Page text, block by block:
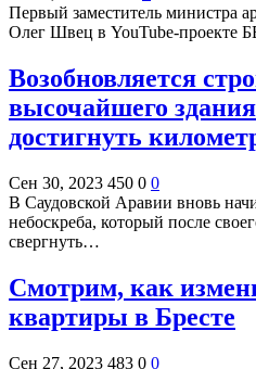
Первый заместитель министра
Олег Швец в YouTube-
Возобновляется
высочайшего
достигнуть
Сен 30, 2023 450 0 0
В Саудовской Аравии вновь
небоскреба, который после
свергнуть…
Смотрим, как
квартиры в Бресте
Сен 27, 2023 483 0 0